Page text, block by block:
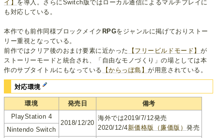
イ】 を導入。さらにSwitch版ではローカル通信によるマルチプレイに
も対応している。
本作でも前作同様ブロックメイク RPGをジャンルに掲げておりストー
リー重視となっている。
前作ではクリア後のおまけ要素に近かった
【フリービルドモード】 が
ストーリーモードと統合され、「自由なモノづくり」の場としては本
作のサブタイトルにもなっている
【からっぽ島】が用意されている。
対応環境
環境 発売日
備考
PlayStation 4
2018/12/20
海外では2019/7/12発売
2020/12/4新価格版（廉価版）発売
Nintendo Switch